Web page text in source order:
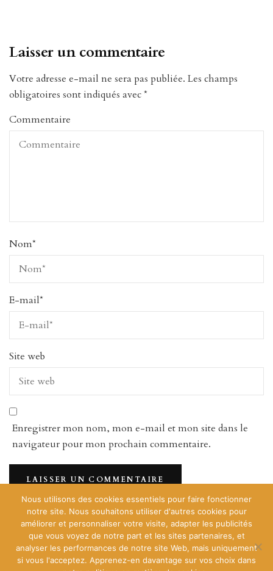
Laisser un commentaire
Votre adresse e-mail ne sera pas publiée. Les champs
obligatoires sont indiqués avec*
Commentaire
Nom*
E-mail*
Site web
Enregistrer mon nom, mon e-mail et mon site dans le
navigateur pour mon prochain commentaire.
[instagram-feed]
Nous utilisons des cookies essentiels pour faire fonctionner
notre site. Nous souhaitons utiliser d'autres cookies pour
améliorer et personnaliser votre visite, adapter les publicités
que vous voyez de notre part et les sites partenaires, et
analyser les performances de notre site Web, mais uniquement
si vous l'acceptez. Apprenez-en davantage sur vos choix dans